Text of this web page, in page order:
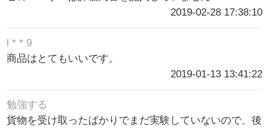
2019-02-28 17:38:10
l * * 9
商品はとてもいいです。
2019-01-13 13:41:22
勉強する
貨物を受け取ったばかりでまだ実験していないので、後